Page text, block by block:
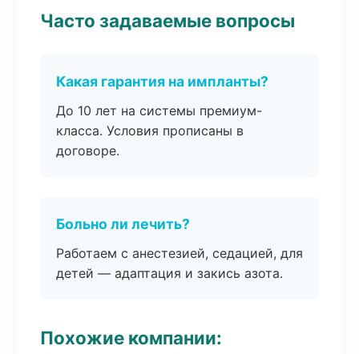
Часто задаваемые вопросы
Какая гарантия на импланты?
До 10 лет на системы премиум-
класса. Условия прописаны в
договоре.
Больно ли лечить?
Работаем с анестезией, седацией, для
детей — адаптация и закись азота.
Похожие компании: